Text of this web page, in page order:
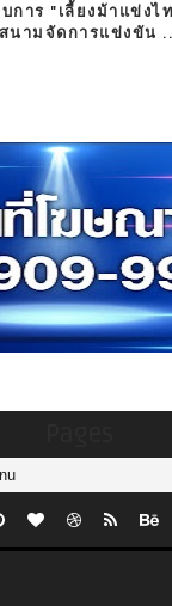
การ "เลี้ยงม้าแข่ง
นามจัดการแข่งขัน